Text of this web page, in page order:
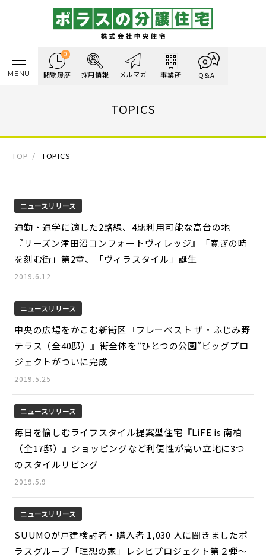
0
閲覧履歴 採用情報 メルマガ 事業所 Q&A
MENU
TOPICS
TOP TOPICS
ニュースリリース
通勤・通学に適した2路線、4駅利用可能な高台の地
『リーズン津田沼コンフォートヴィレッジ』「寛ぎの時
を刻む街」第2章、「ヴィラスタイル」誕生
2019.6.12
ニュースリリース
中央の広場をかこむ新街区『フレーベスト ザ・ふじみ野
テラス（全40邸）』街全体を“ひとつの公園”ビッグプロ
ジェクトがついに完成
2019.5.25
ニュースリリース
毎日を愉しむライフスタイル提案型住宅『LiFE is 南柏
（全17邸）』ショッピングなど利便性が高い立地に3つ
のスタイルリビング
2019.5.9
ニュースリリース
SUUMOが戸建検討者・購入者 1,030 人に聞きましたポ
ラスグループ「理想の家」レシピプロジェクト第２弾～